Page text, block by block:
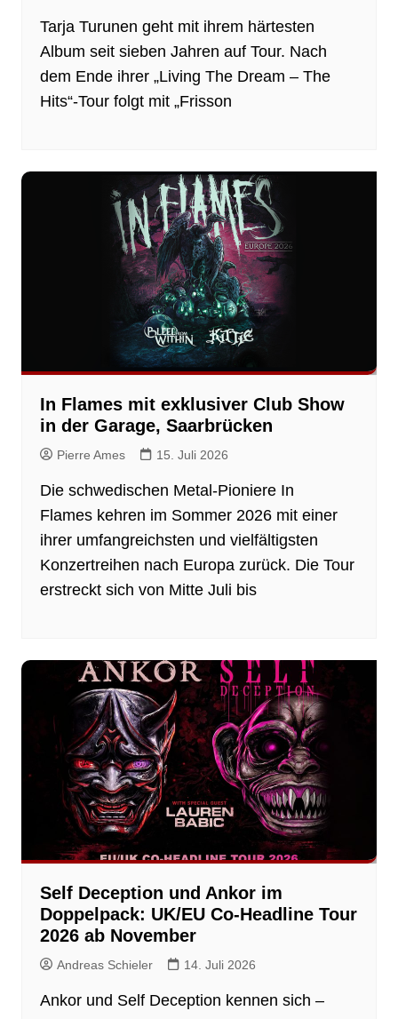
Tarja Turunen geht mit ihrem härtesten
Album seit sieben Jahren auf Tour. Nach
dem Ende ihrer „Living The Dream – The
Hits“-Tour folgt mit „Frisson
In Flames mit exklusiver Club Show
in der Garage, Saarbrücken
Pierre Ames 15. Juli 2026
Die schwedischen Metal-Pioniere In
Flames kehren im Sommer 2026 mit einer
ihrer umfangreichsten und vielfältigsten
Konzertreihen nach Europa zurück. Die Tour
erstreckt sich von Mitte Juli bis
Self Deception und Ankor im
Doppelpack: UK/EU Co-Headline Tour
2026 ab November
Andreas Schieler 14. Juli 2026
Ankor und Self Deception kennen sich –